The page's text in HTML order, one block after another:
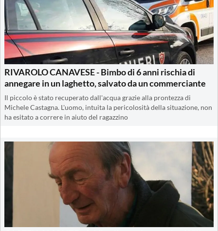
RIVAROLO CANAVESE - Bimbo di 6 anni rischia di
annegare in un laghetto, salvato da un commerciante
Il piccolo è stato recuperato dall'acqua grazie alla prontezza di
Michele Castagna. L'uomo, intuita la pericolosità della situazione, non
ha esitato a correre in aiuto del ragazzino